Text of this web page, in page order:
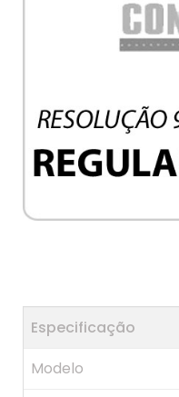
Especificação
Modelo